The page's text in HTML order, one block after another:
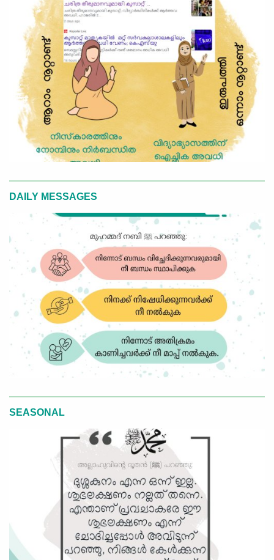
DAILY MESSAGES
SEASONAL